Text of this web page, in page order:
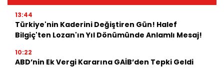
13:44
Türkiye'nin Kaderini Değiştiren Gün! Halef
Bilgiç'ten Lozan'ın Yıl Dönümünde Anlamlı Mesaj!
10:22
ABD’nin Ek Vergi Kararına GAİB’den Tepki Geldi